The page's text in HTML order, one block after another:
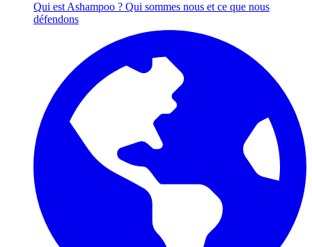
Qui est Ashampoo ? Qui sommes nous et ce que nous
défendons